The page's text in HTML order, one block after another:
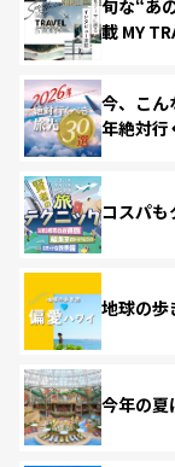
旬な“あ
載 MY
今、こん
年絶対行
コスパ
地球の
今年の夏